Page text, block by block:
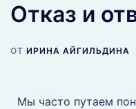
Отказ и
ОТ ИРИНА АЙГИЛЬДИНА
Мы часто путаем